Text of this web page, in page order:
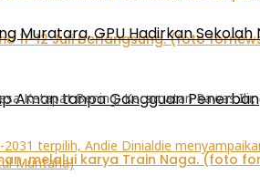
Aman tanpa Gangguan
Muratara, GPU Hadirkan
Ketapat Bening, Kecamatan Rawas